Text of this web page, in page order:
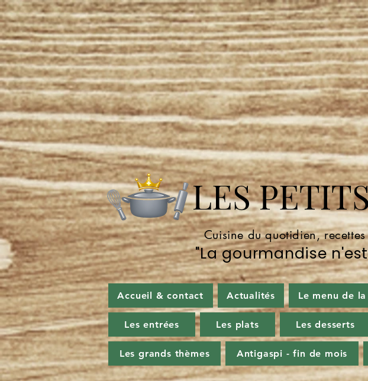
LES PETITS
Cuisine du quotidien,
"La gourmandise
Accueil & contact Actualités Le menu de
Les entrées Les plats Les desserts
Les grands thèmes Antigaspi - fin de mois